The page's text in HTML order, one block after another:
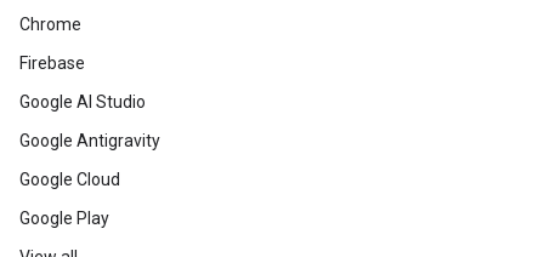
Chrome
Firebase
Google AI Studio
Google Antigravity
Google Cloud
Google Play